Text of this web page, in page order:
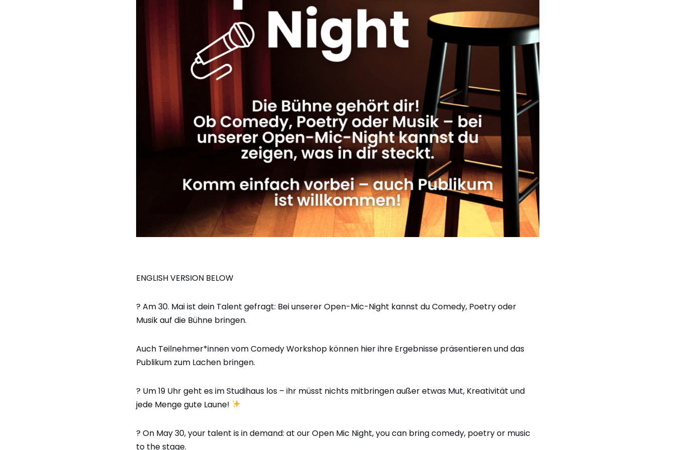
ENGLISH VERSION BELOW
? Am 30. Mai ist dein Talent gefragt: Bei unserer Open-Mic-Night kannst du Comedy, Poetry oder
Musik auf die Bühne bringen.
Auch Teilnehmer*innen vom Comedy Workshop können hier ihre Ergebnisse präsentieren und das
Publikum zum Lachen bringen.
?Um 19 Uhr geht es im Studihaus los – ihr müsst nichts mitbringen außer etwas Mut, Kreativität und
jede Menge gute Laune!
? On May 30, your talent is in demand: at our Open Mic Night, you can bring comedy, poetry or music
to the stage.